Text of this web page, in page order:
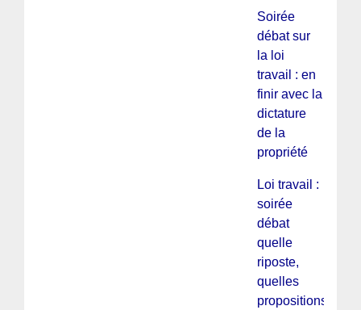
Soirée
débat sur
la loi
travail : en
finir avec la
dictature
de la
propriété
Loi travail :
soirée
débat
quelle
riposte,
quelles
propositions